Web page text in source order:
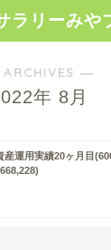
ラリーみや
―
年 8月
産運用実績20ヶ月目